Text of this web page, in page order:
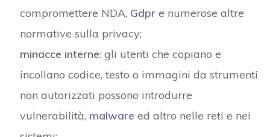
compromettere NDA, Gdpr e numerose altre
normative sulla privacy;
minacce interne: gli utenti che copiano e
incollano codice, testo o immagini da strumenti
non autorizzati possono introdurre
vulnerabilità, malware ed altro nelle reti e nei